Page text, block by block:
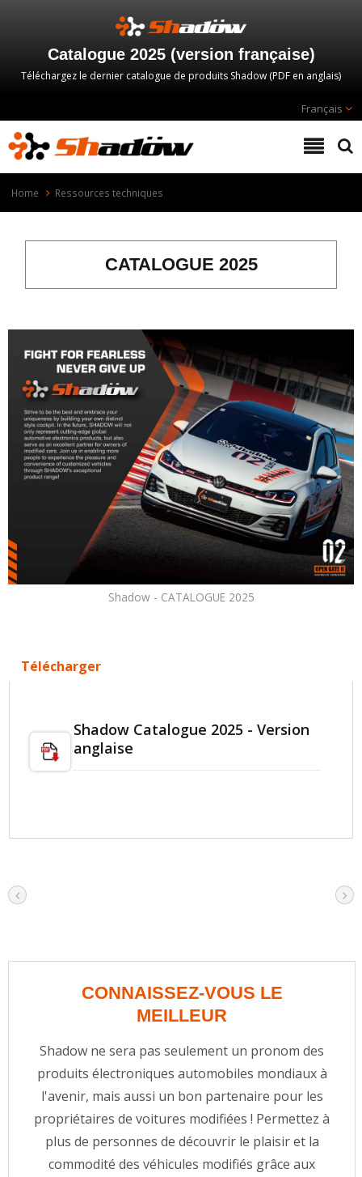
Catalogue 2025 (version française)
Téléchargez le dernier catalogue de produits Shadow (PDF en anglais)
Français
Home Ressources techniques
CATALOGUE 2025
Shadow - CATALOGUE 2025
Télécharger
Shadow Catalogue 2025 - Version
anglaise
CONNAISSEZ-VOUS LE
MEILLEUR
Shadow ne sera pas seulement un pronom des
produits électroniques automobiles mondiaux à
l'avenir, mais aussi un bon partenaire pour les
propriétaires de voitures modifiées ! Permettez à
plus de personnes de découvrir le plaisir et la
commodité des véhicules modifiés grâce aux